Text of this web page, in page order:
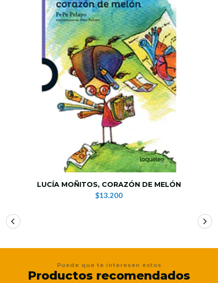
LUCÍA MOÑITOS, CORAZÓN DE MELÓN
$13.200
Puede que te interesen estos
Productos recomendados